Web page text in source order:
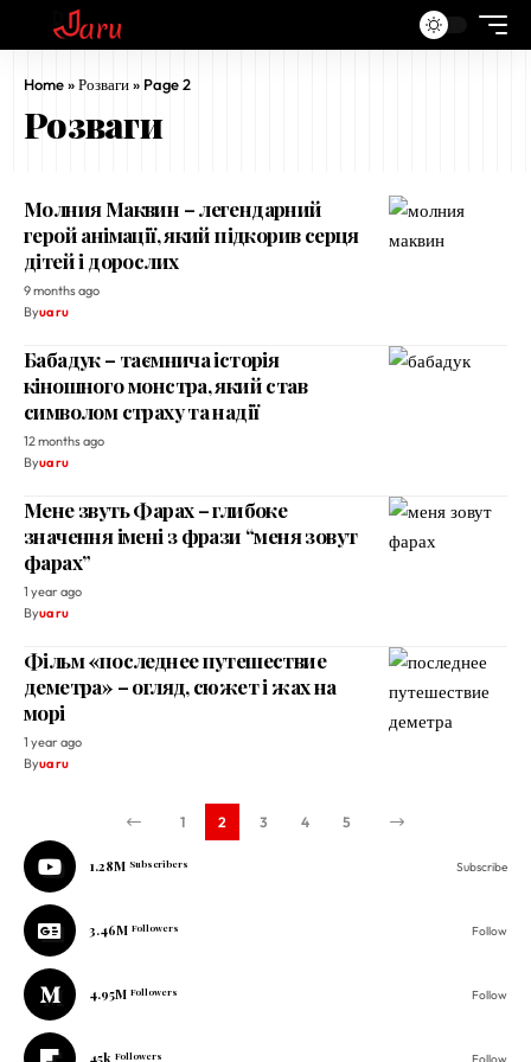
Home»Розваги» Page 2
Розваги
Молния Маквин – легендарний
герой анімації, який підкорив серця
дітей і дорослих
9 months ago
Byua ru
Бабадук – таємнича історія
кіношного монстра, який став
символом страху та надії
12 months ago
Byua ru
Мене звуть Фарах – глибоке
значення імені з фрази “меня зовут
фарах”
1 year ago
Byua ru
Фільм «последнее путешествие
деметра» – огляд, сюжет і жах на
морі
1 year ago
Byua ru
1 2 3 4 5
1.28M Subscribers Subscribe
3.46M Followers Follow
4.95M Followers Follow
45k Followers Follow